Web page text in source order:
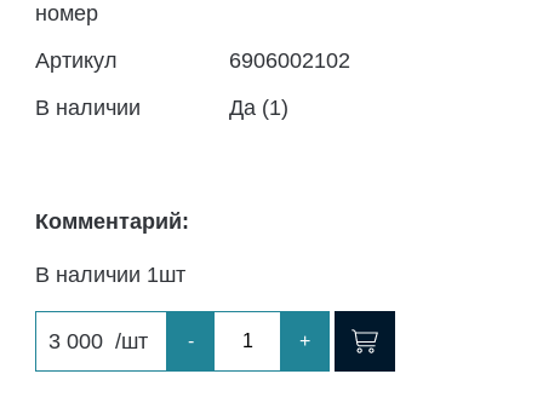
номер
Артикул
6906002102
В наличии
Да (1)
Комментарий:
В наличии 1шт
3 000 /шт - +